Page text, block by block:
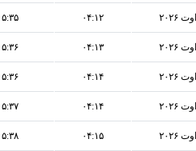
۰۴:۱۲
۰۴:۱۳
۰۴:۱۴
۰۴:۱۴
۰۴:۱۵